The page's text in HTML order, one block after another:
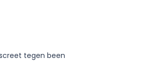
tegen been